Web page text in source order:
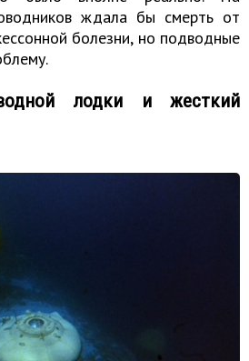
ждала бы смерть от
болезни, но подводные
лодки и жесткий